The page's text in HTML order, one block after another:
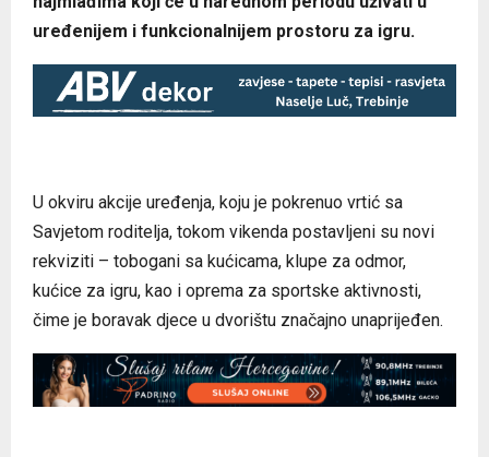
uređenijem i funkcionalnijem prostoru za igru.
U okviru akcije uređenja, koju je pokrenuo vrtić sa
Savjetom roditelja, tokom vikenda postavljeni su novi
rekviziti – tobogani sa kućicama, klupe za odmor,
kućice za igru, kao i oprema za sportske aktivnosti,
čime je boravak djece u dvorištu značajno unaprijeđen.